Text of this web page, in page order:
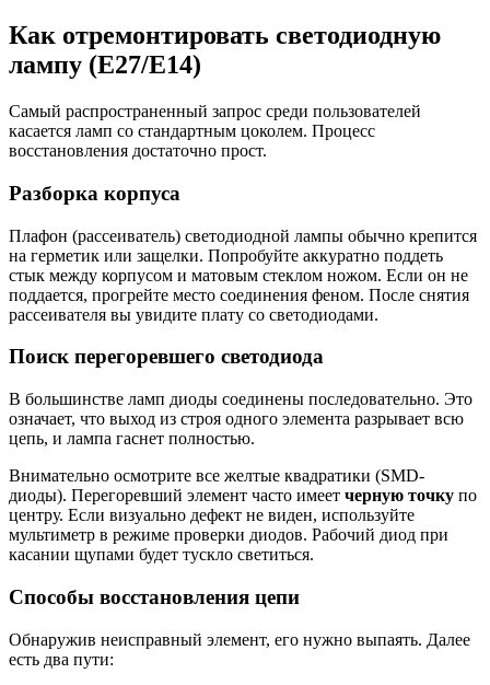
Как отремонтировать светодиодную
лампу (E27/E14)
Самый распространенный запрос среди пользователей
касается ламп со стандартным цоколем. Процесс
восстановления достаточно прост.
Разборка корпуса
Плафон (рассеиватель) светодиодной лампы обычно крепится
на герметик или защелки. Попробуйте аккуратно поддеть
стык между корпусом и матовым стеклом ножом. Если он не
поддается, прогрейте место соединения феном. После снятия
рассеивателя вы увидите плату со светодиодами.
Поиск перегоревшего светодиода
В большинстве ламп диоды соединены последовательно. Это
означает, что выход из строя одного элемента разрывает всю
цепь, и лампа гаснет полностью.
Внимательно осмотрите все желтые квадратики (SMD-
диоды). Перегоревший элемент часто имеет черную точку по
центру. Если визуально дефект не виден, используйте
мультиметр в режиме проверки диодов. Рабочий диод при
касании щупами будет тускло светиться.
Способы восстановления цепи
Обнаружив неисправный элемент, его нужно выпаять. Далее
есть два пути: